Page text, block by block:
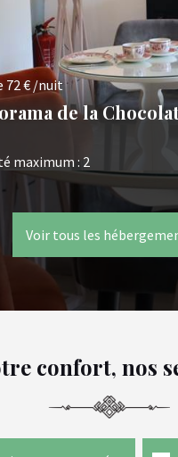
72 € /nuit
de la
maximum : 2
Voir tous les
confort, nos